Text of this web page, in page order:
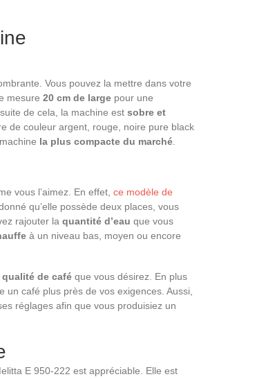
Vous pouvez la mettre dans votre
mesure 20 cm de large pour une
suite de cela, la machine est sobre et
de couleur argent, rouge, noire pure black
la plus compacte du marché
vous l’aimez. En effet, ce modèle de
donné qu’elle possède deux places, vous
rajouter la quantité d’eau que vous
à un niveau bas, moyen ou encore
qualité de café que vous désirez. En plus
un café plus près de vos exigences. Aussi,
réglages afin que vous produisiez un
E 950-222 est appréciable. Elle est